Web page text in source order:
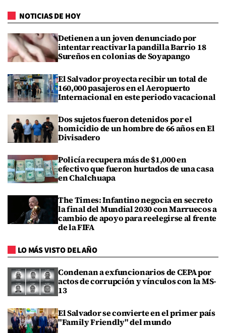
NOTICIAS DE HOY
Detienen a un joven denunciado por
intentar reactivar la pandilla Barrio 18
Sureños en colonias de Soyapango
El Salvador proyecta recibir un total de
160,000 pasajeros en el Aeropuerto
Internacional en este periodo vacacional
Dos sujetos fueron detenidos por el
homicidio de un hombre de 66 años en El
Divisadero
Policía recupera más de $1,000 en
efectivo que fueron hurtados de una casa
en Chalchuapa
The Times: Infantino negocia en secreto
la final del Mundial 2030 con Marruecos a
cambio de apoyo para reelegirse al frente
de la FIFA
LO MÁS VISTO DEL AÑO
Condenan a exfuncionarios de CEPA por
actos de corrupción y vínculos con la MS-
13
El Salvador se convierte en el primer país
"Family Friendly" del mundo